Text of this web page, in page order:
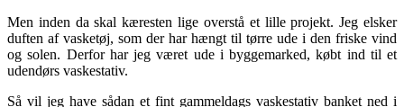
Men inden da skal kæresten lige overstå et lille projekt. Jeg elsker
duften af vasketøj, som der har hængt til tørre ude i den friske vind
og solen. Derfor har jeg været ude i byggemarked, købt ind til et
udendørs vaskestativ.
Så vil jeg have sådan et fint gammeldags vaskestativ banket ned i